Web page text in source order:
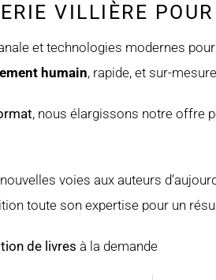
VILLIÈRE
et technologies modernes
humain, rapide, et sur-
, nous élargissons notre offre
voies aux auteurs
toute son expertise pour un
de livres à la demande